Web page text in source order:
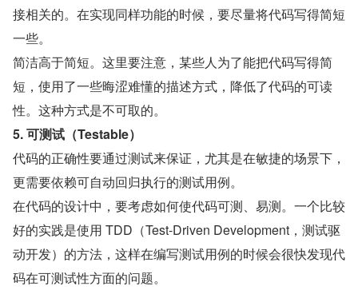
接相关的。在实现同样功能的时候，要尽量将代码写得简短
一些。
简洁高于简短。这里要注意，某些人为了能把代码写得简
短，使用了一些晦涩难懂的描述方式，降低了代码的可读
性。这种方式是不可取的。
5. 可测试（Testable）
代码的正确性要通过测试来保证，尤其是在敏捷的场景下，
更需要依赖可自动回归执行的测试用例。
在代码的设计中，要考虑如何使代码可测、易测。一个比较
好的实践是使用 TDD（Test-Driven Development，测试驱
动开发）的方法，这样在编写测试用例的时候会很快发现代
码在可测试性方面的问题。